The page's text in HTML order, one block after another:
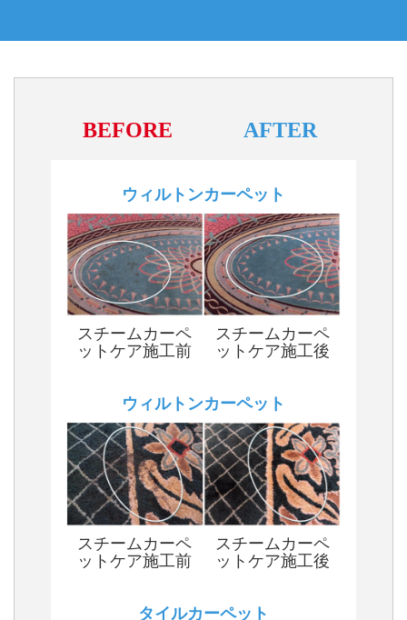
BEFORE AFTER
ウィルトンカーペット
スチームカーペ
ットケア施工前
スチームカーペ
ットケア施工後
ウィルトンカーペット
スチームカーペ
ットケア施工前
スチームカーペ
ットケア施工後
タイルカーペット